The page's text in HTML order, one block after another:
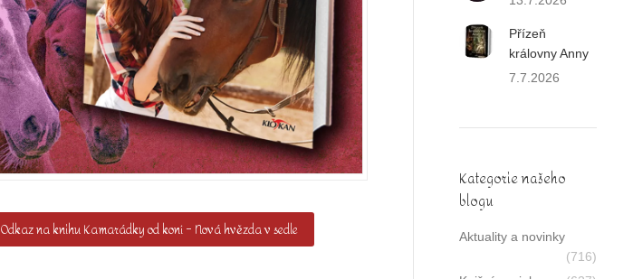
Odkaz na knihu Kamarádky od koní – Nová hvězda v sedle
Přízeň
královny Anny
7.7.2026
Kategorie našeho
blogu
Aktuality a novinky
(716)